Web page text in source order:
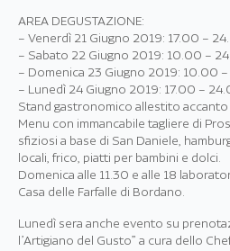
AREA DEGUSTAZIONE:
– Venerdì 21 Giugno 2019: 17.00 –
– Sabato 22 Giugno 2019: 10.00 –
– Domenica 23 Giugno 2019: 10.00
– Lunedì 24 Giugno 2019: 17.00 –
Stand gastronomico allestito
Menu con immancabile tagliere di
sfiziosi a base di San Daniele,
locali, frico, piatti per bambini e dolci.
Domenica alle 11.30 e alle 18
Casa delle Farfalle di Bordano.
Lunedì sera anche evento su
l’Artigiano del Gusto” a cura dello